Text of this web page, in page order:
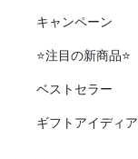
キャンペーン
⭐️注目の新商品⭐️
ベストセラー
ギフトアイディア